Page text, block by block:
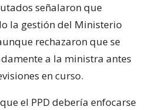
señalaron que
la gestión del Ministerio
rechazaron que se
a la ministra antes
en curso.
el PPD debería enfocarse